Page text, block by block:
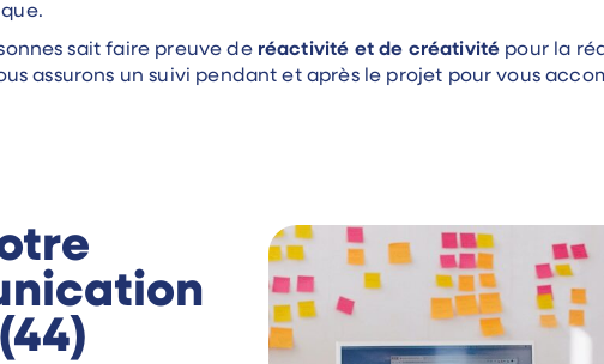
sait faire preuve de réactivité et de créativité pour la
assurons un suivi pendant et après le projet pour vous